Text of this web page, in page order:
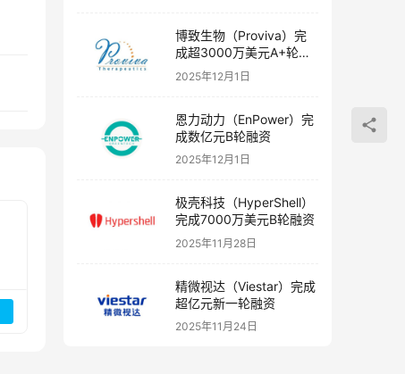
博致生物（Proviva）完
成超3000万美元A+轮融
资
2025年12月1日
恩力动力（EnPower）完
成数亿元B轮融资
2025年12月1日
极壳科技（HyperShell）
完成7000万美元B轮融资
2025年11月28日
精微视达（Viestar）完成
超亿元新一轮融资
2025年11月24日